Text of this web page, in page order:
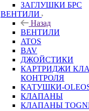
ЗАГЛУШКИ БРС
ВЕНТИЛИ
Назад
ВЕНТИЛИ
ATOS
BAV
ДЖОЙСТИКИ
КАРТРИДЖИ
КОНТРОЛЯ
КАТУШКИ-
КЛАПАНЫ
КЛАПАНЫ